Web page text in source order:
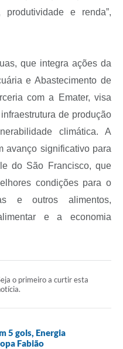
e renda”,
que integra ações da
e Abastecimento de
com a Emater, visa
de produção
climática. A
avanço significativo para
do São Francisco, que
condições para o
e outros alimentos,
e a economia
o primeiro a curtir esta
5 gols, Energia
Fabião